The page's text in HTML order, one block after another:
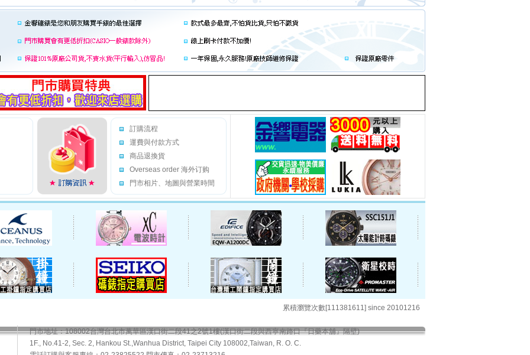
訂購流程
運費與付款方式
商品退換貨
Overseas order 海外订购
門市相片、地圖與營業時間
累積瀏覽次數[111381611] since 20101216
門市地址：108002台灣台北市萬華區漢口街二段41之2號1樓(漢口街二段與西寧南路口『日藥本舖』隔壁)
1F., No.41-2, Sec. 2, Hankou St.,Wanhua District, Taipei City 108002,Taiwan, R. O. C.